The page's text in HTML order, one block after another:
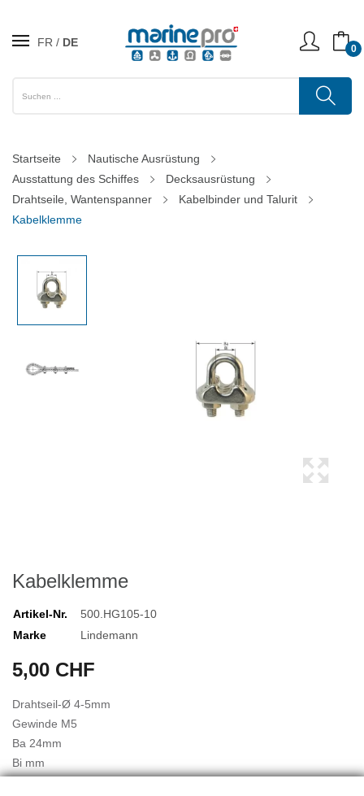
FR DE 0
Startseite
Nautische Ausrüstung
Ausstattung des Schiffes
Decksausrüstung
Drahtseile, Wantenspanner
Kabelbinder und Talurit
Kabelklemme
Kabelklemme
Artikel-Nr.
500.HG105-10
Marke
Lindemann
5,00 CHF
Drahtseil-Ø 4-5mm
Gewinde M5
Ba 24mm
Bi mm